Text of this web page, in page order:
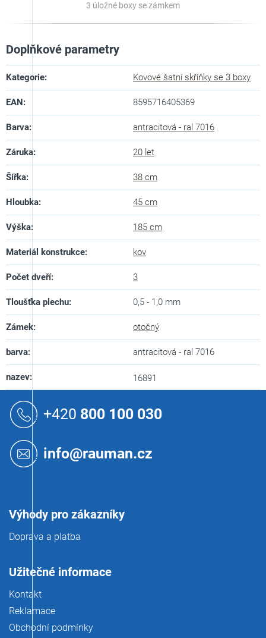
3 úložné boxy se zámkem
Doplňkové parametry
Kategorie: Kovové šatní skříňky se 3 boxy
EAN: 8595716405369
Barva: antracitová - ral 7016
Záruka: 20 let
Šířka: 38 cm
Hloubka: 45 cm
Výška: 185 cm
Materiál konstrukce: kov
Počet dveří: 3
Tloušťka plechu: 0,5 - 1,0 mm
Zámek: otočný
barva: antracitová - ral 7016
nazev: 16891
+420 800 100 030
info@rauman.cz
Výhody pro zákazníky
Doprava a platba
Užitečné informace
Kontakt
Reklamace
Obchodní podmínky